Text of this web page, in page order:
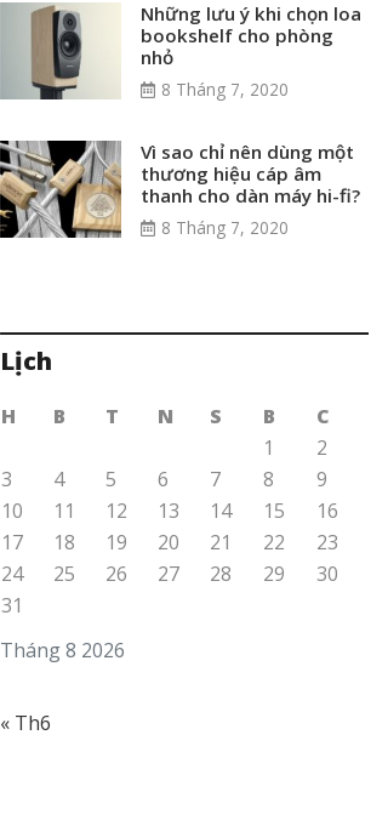
Những lưu ý khi chọn loa
bookshelf cho phòng
nhỏ
8 Tháng 7, 2020
Vì sao chỉ nên dùng một
thương hiệu cáp âm
thanh cho dàn máy hi-fi?
8 Tháng 7, 2020
Lịch
Tháng 8 2026
H B T N S B
C
1
2
3
4 5 6 7 8
9
10
11 12 13 14 15
16
17
18 19 20 21 22
23
24
25 26 27 28 29
30
31
« Th6